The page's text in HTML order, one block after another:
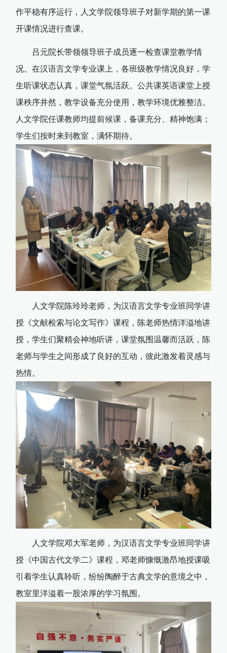
作平稳有序运行，人文学院领导班子对新学期的第一课
开课情况进行查课。
吕元院长带领领导班子成员逐一检查课堂教学情
况。 在汉语言文学专业课上，各班级教学情况良好，学
生听课状态认真，课堂气氛活跃。公共课英语课堂上授
课秩序井然，教学设备充分使用，教学环境优雅整洁。
人文学院任课教师均提前候课，备课充分、精神饱满；
学生们按时来到教室，满怀期待。
人文学院陈玲玲老师，为汉语言文学专业班同学讲
授《文献检索与论文写作》课程，陈老师热情洋溢地讲
授，学生们聚精会神地听讲，课堂氛围温馨而活跃，陈
老师与学生之间形成了良好的互动，彼此激发着灵感与
热情。
人文学院邓大军老师，为汉语言文学专业班同学讲
授《中国古代文学二》课程，邓老师慷慨激昂地授课吸
引着学生认真聆听，纷纷陶醉于古典文学的意境之中，
教室里洋溢着一股浓厚的学习氛围。